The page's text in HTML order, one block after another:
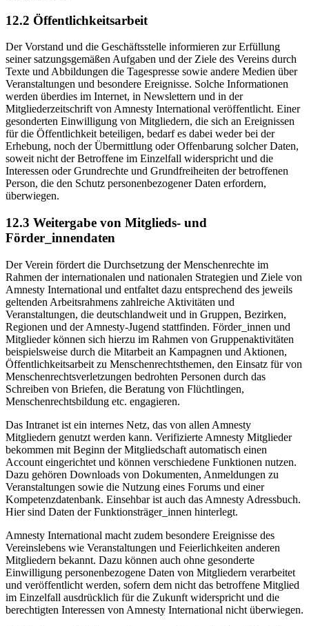
12.2 Öffentlichkeitsarbeit
Der Vorstand und die Geschäftsstelle informieren zur Erfüllung
seiner satzungsgemäßen Aufgaben und der Ziele des Vereins durch
Texte und Abbildungen die Tagespresse sowie andere Medien über
Veranstaltungen und besondere Ereignisse. Solche Informationen
werden überdies im Internet, in Newslettern und in der
Mitgliederzeitschrift von Amnesty International veröffentlicht. Einer
gesonderten Einwilligung von Mitgliedern, die sich an Ereignissen
für die Öffentlichkeit beteiligen, bedarf es dabei weder bei der
Erhebung, noch der Übermittlung oder Offenbarung solcher Daten,
soweit nicht der Betroffene im Einzelfall widerspricht und die
Interessen oder Grundrechte und Grundfreiheiten der betroffenen
Person, die den Schutz personenbezogener Daten erfordern,
überwiegen.
12.3 Weitergabe von Mitglieds- und
Förder_innendaten
Der Verein fördert die Durchsetzung der Menschenrechte im
Rahmen der internationalen und nationalen Strategien und Ziele von
Amnesty International und entfaltet dazu entsprechend des jeweils
geltenden Arbeitsrahmens zahlreiche Aktivitäten und
Veranstaltungen, die deutschlandweit und in Gruppen, Bezirken,
Regionen und der Amnesty-Jugend stattfinden. Förder_innen und
Mitglieder können sich hierzu im Rahmen von Gruppenaktivitäten
beispielsweise durch die Mitarbeit an Kampagnen und Aktionen,
Öffentlichkeitsarbeit zu Menschenrechtsthemen, den Einsatz für von
Menschenrechtsverletzungen bedrohten Personen durch das
Schreiben von Briefen, die Beratung von Flüchtlingen,
Menschenrechtsbildung etc. engagieren.
Das Intranet ist ein internes Netz, das von allen Amnesty
Mitgliedern genutzt werden kann. Verifizierte Amnesty Mitglieder
bekommen mit Beginn der Mitgliedschaft automatisch einen
Account eingerichtet und können verschiedene Funktionen nutzen.
Dazu gehören Downloads von Dokumenten, Anmeldungen zu
Veranstaltungen sowie die Nutzung eines Forums und einer
Kompetenzdatenbank. Einsehbar ist auch das Amnesty Adressbuch.
Hier sind Daten der Funktionsträger_innen hinterlegt.
Amnesty International macht zudem besondere Ereignisse des
Vereinslebens wie Veranstaltungen und Feierlichkeiten anderen
Mitgliedern bekannt. Dazu können auch ohne gesonderte
Einwilligung personenbezogene Daten von Mitgliedern verarbeitet
und veröffentlicht werden, sofern dem nicht das betroffene Mitglied
im Einzelfall ausdrücklich für die Zukunft widerspricht und die
berechtigten Interessen von Amnesty International nicht überwiegen.